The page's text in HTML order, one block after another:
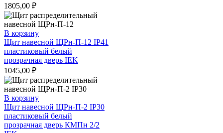
1805,00 ₽
В корзину
Щит навесной ЩРн-П-12 IP41
пластиковый белый
прозрачная дверь IEK
1045,00 ₽
В корзину
Щит навесной ЩРн-П-2 IP30
пластиковый белый
прозрачная дверь КМПн 2/2